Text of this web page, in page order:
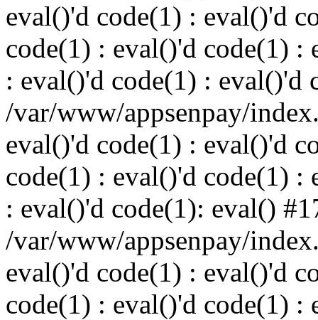
eval()'d code(1) : eval()'d
code(1) : eval()'d code(1) :
: eval()'d code(1) : eval()'d
/var/www/appsenpay/
eval()'d code(1) : eval()'d
code(1) : eval()'d code(1) :
: eval()'d code(1): eval()
/var/www/appsenpay/
eval()'d code(1) : eval()'d
code(1) : eval()'d code(1) :